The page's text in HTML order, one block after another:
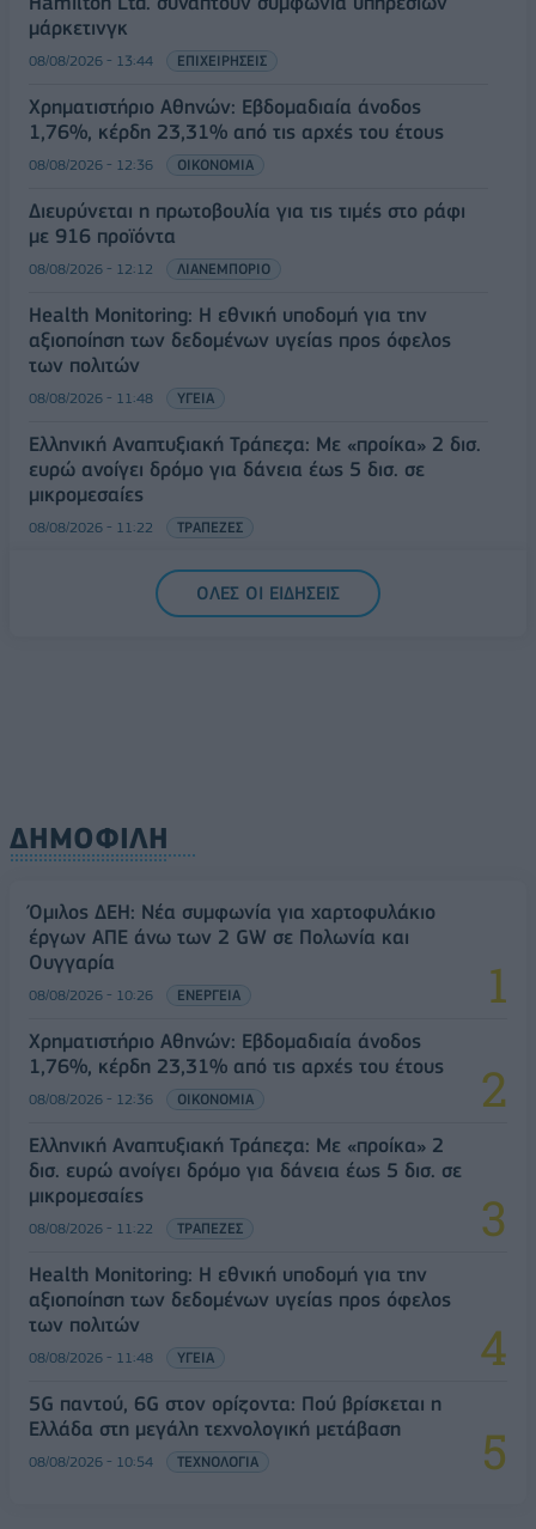
μάρκετινγκ
08/08/2026 - 13:44 ΕΠΙΧΕΙΡΗΣΕΙΣ
Χρηματιστήριο Αθηνών: Εβδομαδιαία άνοδος
1,76%, κέρδη 23,31% από τις αρχές του έτους
08/08/2026 - 12:36 ΟΙΚΟΝΟΜΙΑ
Διευρύνεται η πρωτοβουλία για τις τιμές στο ράφι
με 916 προϊόντα
08/08/2026 - 12:12 ΛΙΑΝΕΜΠΟΡΙΟ
Health Monitoring: Η εθνική υποδομή για την
αξιοποίηση των δεδομένων υγείας προς όφελος
των πολιτών
08/08/2026 - 11:48 ΥΓΕΙΑ
Ελληνική Αναπτυξιακή Τράπεζα: Με «προίκα» 2 δισ.
ευρώ ανοίγει δρόμο για δάνεια έως 5 δισ. σε
μικρομεσαίες
08/08/2026 - 11:22 ΤΡΑΠΕΖΕΣ
5G παντού, 6G στον ορίζοντα: Πού βρίσκεται η
Ελλάδα στη μεγάλη τεχνολογική μετάβαση
ΟΛΕΣ ΟΙ ΕΙΔΗΣΕΙΣ
ΔΗΜΟΦΙΛΗ
Όμιλος ΔΕΗ: Νέα συμφωνία για χαρτοφυλάκιο
έργων ΑΠΕ άνω των 2 GW σε Πολωνία και
Ουγγαρία
08/08/2026 - 10:26 ΕΝΕΡΓΕΙΑ
Χρηματιστήριο Αθηνών: Εβδομαδιαία άνοδος
1,76%, κέρδη 23,31% από τις αρχές του έτους
08/08/2026 - 12:36 ΟΙΚΟΝΟΜΙΑ
Ελληνική Αναπτυξιακή Τράπεζα: Με «προίκα» 2
δισ. ευρώ ανοίγει δρόμο για δάνεια έως 5 δισ. σε
μικρομεσαίες
08/08/2026 - 11:22 ΤΡΑΠΕΖΕΣ
Health Monitoring: Η εθνική υποδομή για την
αξιοποίηση των δεδομένων υγείας προς όφελος
των πολιτών
08/08/2026 - 11:48 ΥΓΕΙΑ
5G παντού, 6G στον ορίζοντα: Πού βρίσκεται η
Ελλάδα στη μεγάλη τεχνολογική μετάβαση
08/08/2026 - 10:54 ΤΕΧΝΟΛΟΓΙΑ